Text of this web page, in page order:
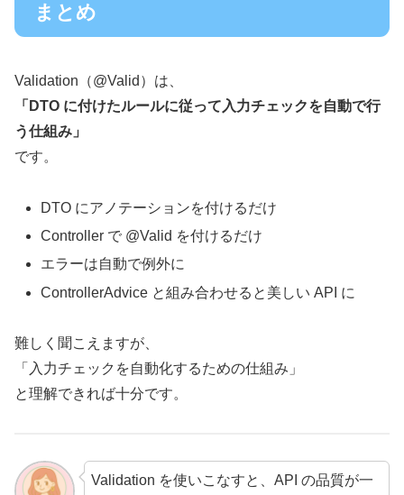
まとめ
Validation（@Valid）は、
「DTO に付けたルールに従って入力チェックを自動で行
う仕組み」
です。
DTO にアノテーションを付けるだけ
Controller で @Valid を付けるだけ
エラーは自動で例外に
ControllerAdvice と組み合わせると美しい API に
難しく聞こえますが、
「入力チェックを自動化するための仕組み」
と理解できれば十分です。
Validation を使いこなすと、API の品質が一